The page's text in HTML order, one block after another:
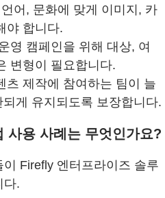
어, 문화에 맞게 이미지, 카
야 합니다.
영 캠페인을 위해 대상, 여
변형이 필요합니다.
츠 제작에 참여하는 팀이 늘
게 유지되도록 보장합니다.
사용 사례는 무엇인가요?
Firefly 엔터프라이즈 솔루
다.